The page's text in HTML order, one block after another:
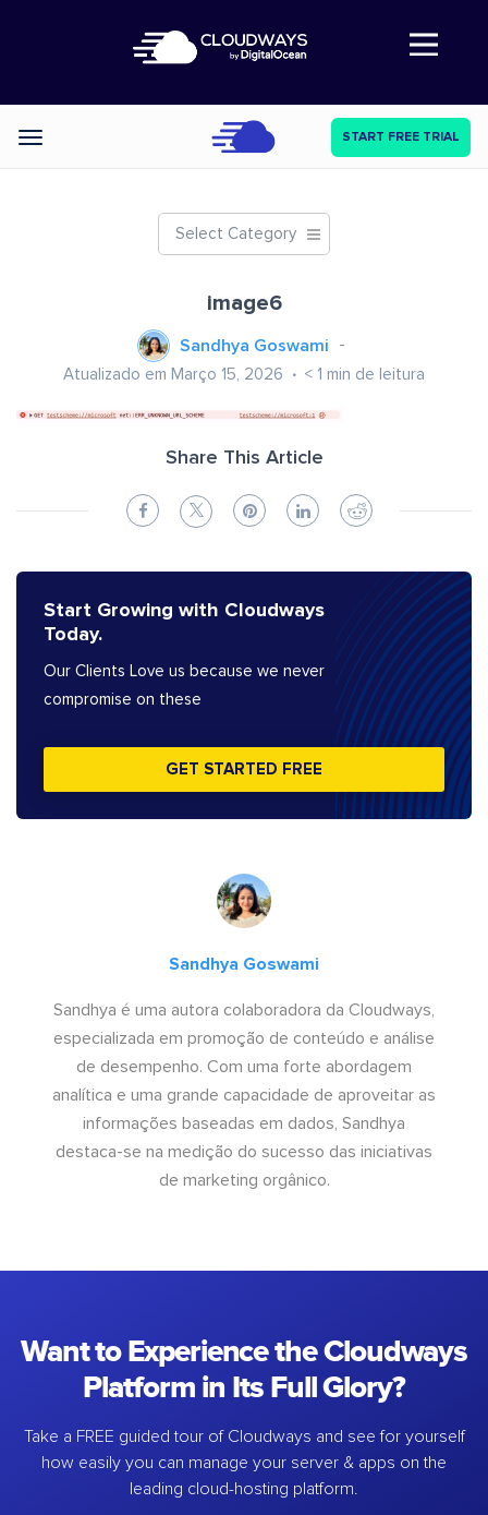
Abre a navegação
Categories START FREE TRIAL
Select Category
image6
Sandhya Goswami
Atualizado em Março 15, 2026 < 1 min de leitura
Share This Article
Start Growing with Cloudways
Today.
Our Clients Love us because we never
compromise on these
GET STARTED FREE
Sandhya Goswami
Sandhya é uma autora colaboradora da Cloudways,
especializada em promoção de conteúdo e análise
de desempenho. Com uma forte abordagem
analítica e uma grande capacidade de aproveitar as
informações baseadas em dados, Sandhya
destaca-se na medição do sucesso das iniciativas
de marketing orgânico.
Want to Experience the Cloudways
Platform in Its Full Glory?
Take a FREE guided tour of Cloudways and see for yourself
how easily you can manage your server & apps on the
leading cloud-hosting platform.